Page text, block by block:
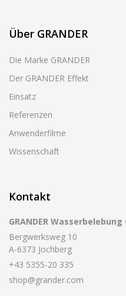
Über GRANDER
Die Marke GRANDER
Der GRANDER Effekt
Einsatz
Referenzen
Anwenderfilme
Wissenschaft
Kontakt
GRANDER Wasserbelebung
Bergwerksweg 10
A-6373 Jochberg
+43 5355-20 335
shop@grander.com